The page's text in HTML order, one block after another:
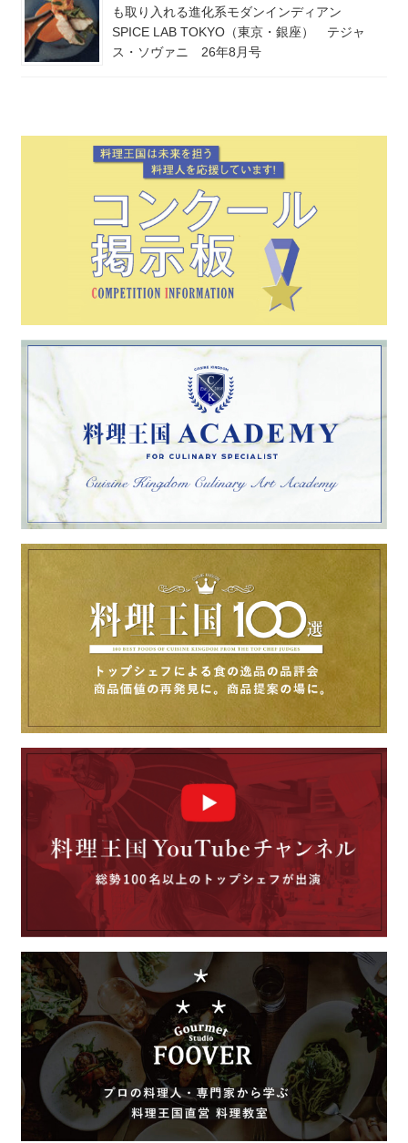
も取り入れる進化系モダンインディアン
SPICE LAB TOKYO（東京・銀座） テジャ
ス・ソヴァニ 26年8月号